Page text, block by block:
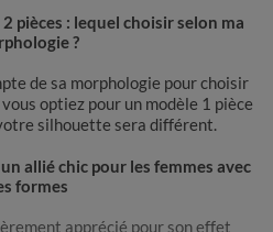
pièces : lequel choisir selon ma
?
de sa morphologie pour choisir
optiez pour un modèle 1 pièce
silhouette sera différent.
allié chic pour les femmes avec
formes
apprécié pour son effet